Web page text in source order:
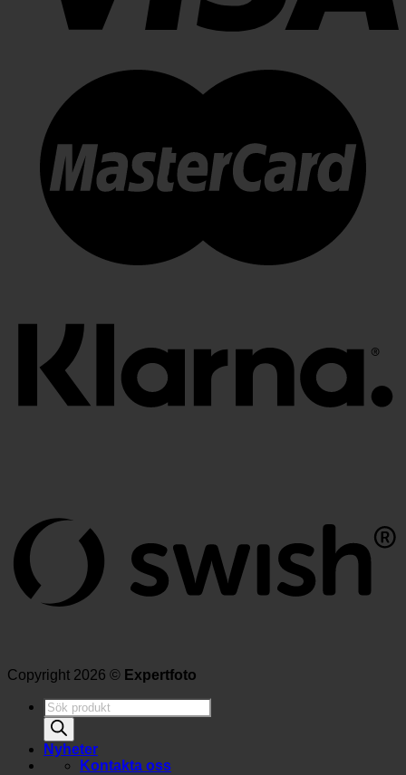
Copyright 2026 © Expertfoto
Produktsökning
Nyheter
Kontakta oss